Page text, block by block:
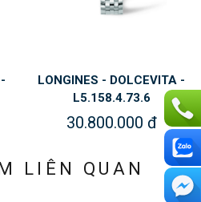
LONGINES - DOLCEVITA -
L5.158.4.73.6
30.800.000 đ
LIÊN QUAN